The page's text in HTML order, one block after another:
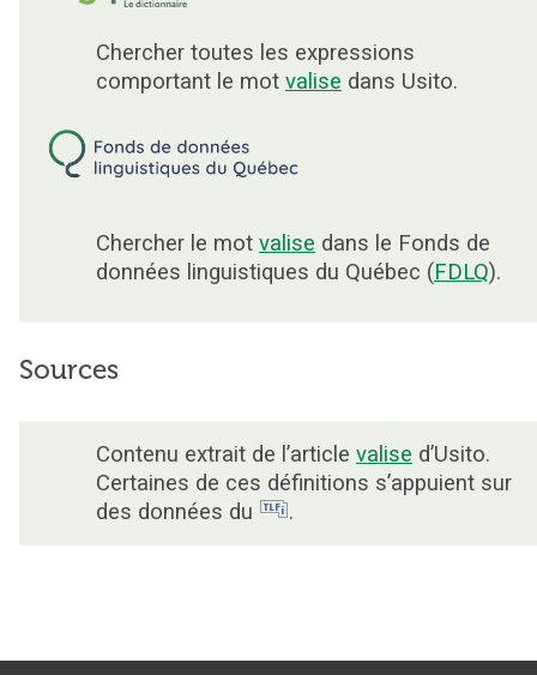
Chercher toutes les expressions
comportant le mot valise dans Usito.
Chercher le mot valise dans le Fonds de
données linguistiques du Québec (FDLQ).
Sources
Contenu extrait de l’article valise d’Usito.
Certaines de ces définitions s’appuient sur
des données du
.